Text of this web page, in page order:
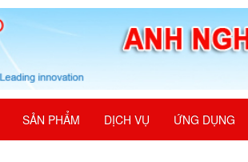
SẢN PHẨM DỊCH VỤ ỨNG DỤNG